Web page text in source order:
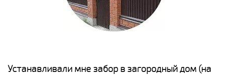
Устанавливали мне забор в загородный дом (на